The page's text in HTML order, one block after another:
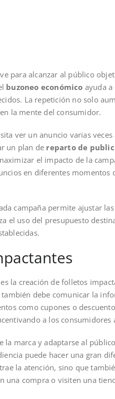
para alcanzar al público
buzoneo económico ayuda
La repetición no solo
la mente del consumidor.
ver un anuncio varias
un plan de reparto de
el impacto de la
en diferentes momentos
campaña permite ajustar
el uso del presupuesto
es la creación de folletos
debe comunicar la
como cupones o
a los consumidores
la marca y adaptarse al
puede hacer una gran
la atención, sino que
una compra o visiten una